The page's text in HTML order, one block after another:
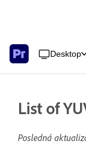
Desktop
List of
Posledná